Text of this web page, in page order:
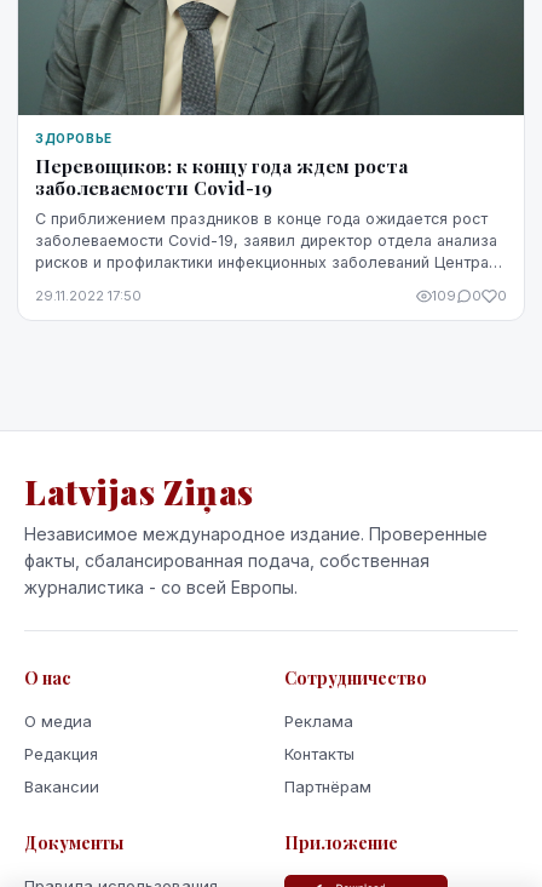
ЗДОРОВЬЕ
Перевощиков: к концу года ждем роста
заболеваемости Covid-19
С приближением праздников в конце года ожидается рост
заболеваемости Covid-19, заявил директор отдела анализа
рисков и профилактики инфекционных заболеваний Центра
29.11.2022 17:50 109 0 0
Latvijas Ziņas
Независимое международное издание. Проверенные
факты, сбалансированная подача, собственная
журналистика - со всей Европы.
О нас
О медиа
Редакция
Вакансии
Сотрудничество
Реклама
Контакты
Партнёрам
Документы Приложение